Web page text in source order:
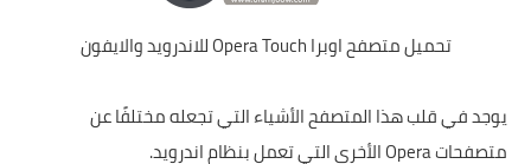
تحميل متصفح اوبرا Opera Touch للاندرويد والايفون
يوجد في قلب هذا المتصفح الأشياء التي تجعله مختلفًا عن
متصفحات Opera الأخرى التي تعمل بنظام اندرويد.